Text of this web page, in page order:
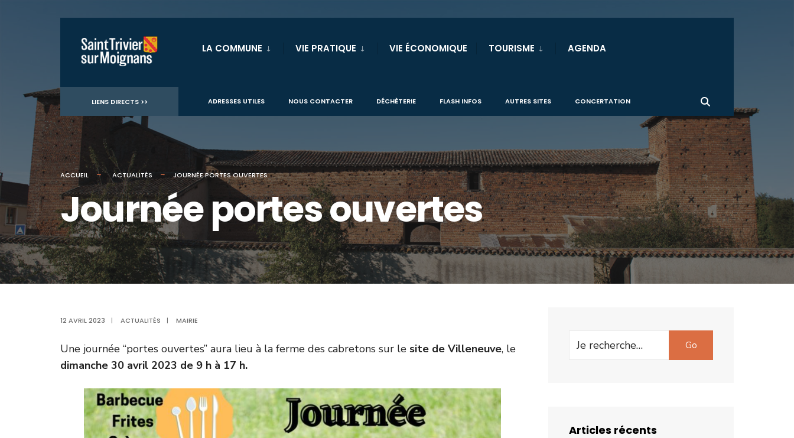
contenu
LA COMMUNE VIE PRATIQUE VIE ÉCONOMIQUE TOURISME AGENDA
LIENS DIRECTS >> ADRESSES UTILES NOUS CONTACTER DÉCHÈTERIE FLASH INFOS AUTRES SITES CONCERTATION
ACCUEIL ACTUALITÉS JOURNÉE PORTES OUVERTES
Journée portes ouvertes
12 AVRIL 2023 | ACTUALITÉS | MAIRIE
Une journée “portes ouvertes” aura lieu à la ferme des cabretons sur le site de Villeneuve, le
dimanche 30 avril 2023 de 9 h à 17 h.
Search
Go
Articles récents